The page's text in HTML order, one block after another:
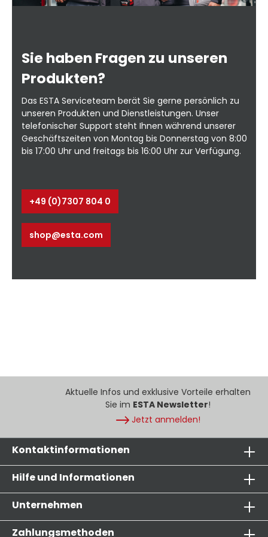
Sie haben Fragen zu unseren
Produkten?
Das ESTA Serviceteam berät Sie gerne persönlich zu
unseren Produkten und Dienstleistungen. Unser
telefonischer Support steht Ihnen während unserer
Geschäftszeiten von Montag bis Donnerstag von 8:00
bis 17:00 Uhr und freitags bis 16:00 Uhr zur Verfügung.
+49 (0)7307 804 0
shop@esta.com
Aktuelle Infos und exklusive Vorteile erhalten
Sie im ESTA Newsletter!
Jetzt anmelden!
Kontaktinformationen
Hilfe und Informationen
Unternehmen
Zahlungsmethoden